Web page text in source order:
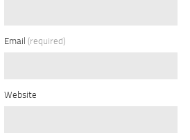
Email (required)
Website